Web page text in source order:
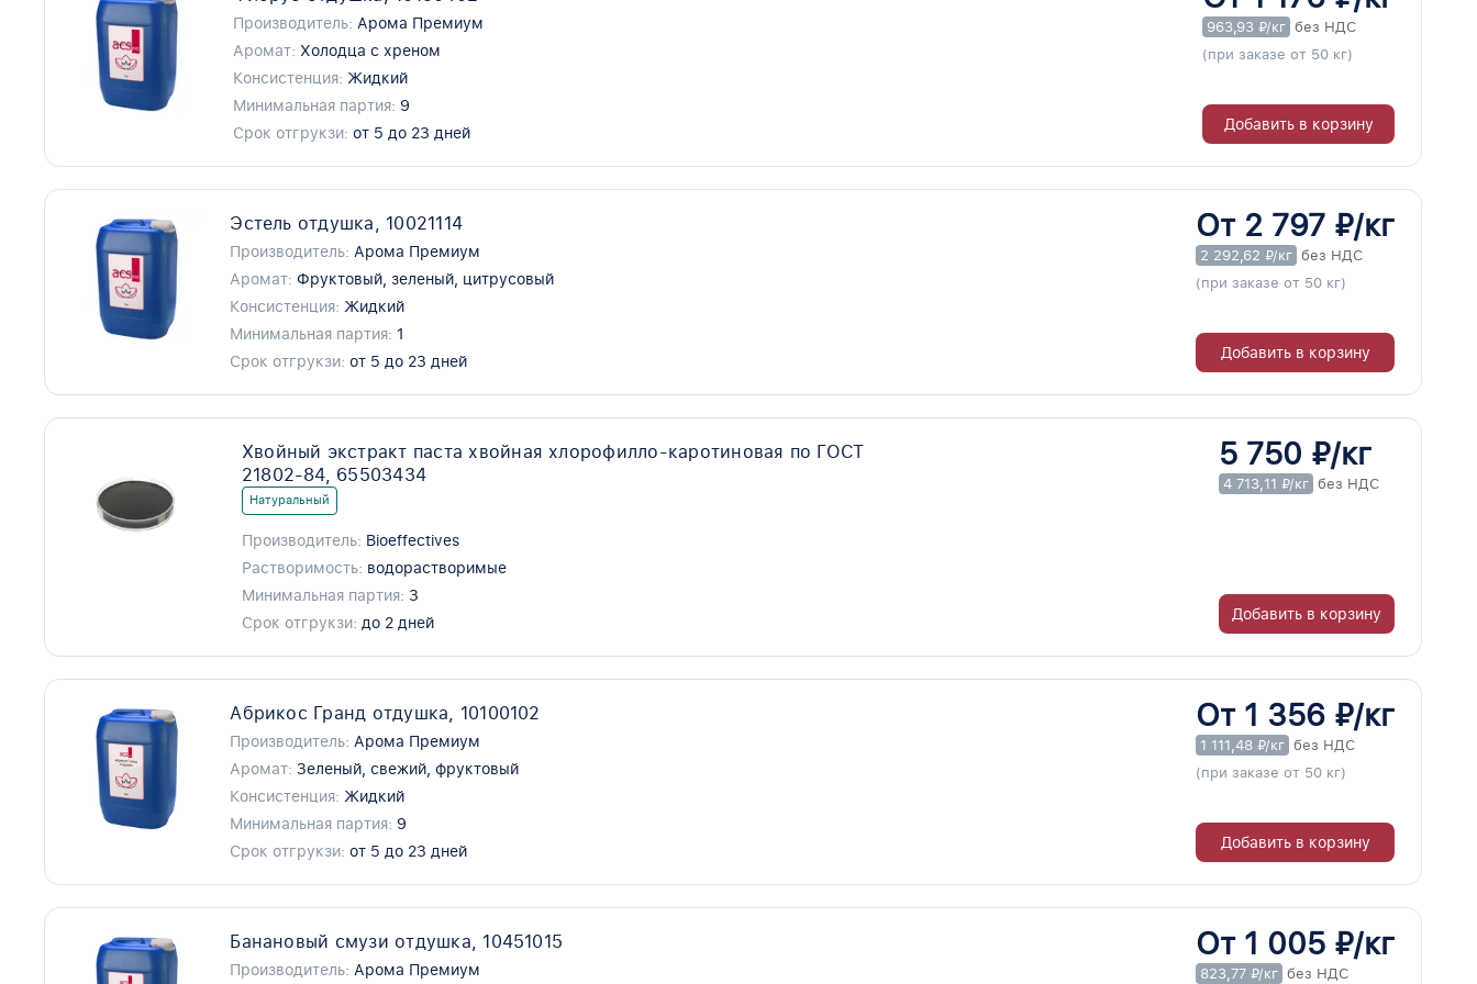
Производитель: Арома Премиум
Аромат: Холодца с хреном
Консистенция: Жидкий
Минимальная партия: 9
Срок отгрукзи: от 5 до 23 дней
963,93 ₽/кг без НДС
(при заказе от 50 кг)
Добавить в корзину
Эстель отдушка, 10021114
Производитель: Арома Премиум
Аромат: Фруктовый, зеленый, цитрусовый
Консистенция: Жидкий
Минимальная партия: 1
Срок отгрукзи: от 5 до 23 дней
От 2 797 ₽/кг
2 292,62 ₽/кг без НДС
(при заказе от 50 кг)
Добавить в корзину
Хвойный экстракт паста хвойная хлорофилло-каротиновая по ГОСТ
21802-84, 65503434
Натуральный
Производитель: Bioeffectives
Растворимость: водорастворимые
Минимальная партия: 3
Срок отгрукзи: до 2 дней
5 750 ₽/кг
4 713,11 ₽/кг без НДС
Добавить в корзину
Абрикос Гранд отдушка, 10100102
Производитель: Арома Премиум
Аромат: Зеленый, свежий, фруктовый
Консистенция: Жидкий
Минимальная партия: 9
Срок отгрукзи: от 5 до 23 дней
От 1 356 ₽/кг
1 111,48 ₽/кг без НДС
(при заказе от 50 кг)
Добавить в корзину
Банановый смузи отдушка, 10451015
Производитель: Арома Премиум
От 1 005 ₽/кг
823,77 ₽/кг без НДС